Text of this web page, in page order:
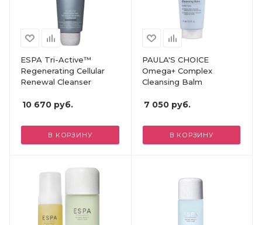
ESPA Tri-Active™
Regenerating Cellular
Renewal Cleanser
10 670 руб.
В КОРЗИНУ
PAULA'S CHOICE
Omega+ Complex
Cleansing Balm
7 050руб.
В КОРЗИНУ